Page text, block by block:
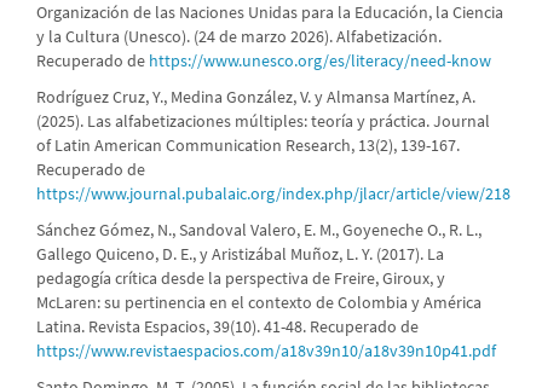
Organización de las Naciones Unidas para la Educación, la Ciencia
y la Cultura (Unesco). (24 de marzo 2026). Alfabetización.
Recuperado de https://www.unesco.org/es/literacy/need-know
Rodríguez Cruz, Y., Medina González, V. y Almansa Martínez, A.
(2025). Las alfabetizaciones múltiples: teoría y práctica. Journal
of Latin American Communication Research, 13(2), 139-167.
Recuperado de
https://www.journal.pubalaic.org/index.php/jlacr/article/view/218
Sánchez Gómez, N., Sandoval Valero, E. M., Goyeneche O., R. L.,
Gallego Quiceno, D. E., y Aristizábal Muñoz, L. Y. (2017). La
pedagogía crítica desde la perspectiva de Freire, Giroux, y
McLaren: su pertinencia en el contexto de Colombia y América
Latina. Revista Espacios, 39(10). 41-48. Recuperado de
https://www.revistaespacios.com/a18v39n10/a18v39n10p41.pdf